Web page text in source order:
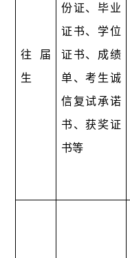
往届
生
份证、毕业
证书、学位
证书、成绩
单、考生诚
信复试承诺
书、获奖证
书等